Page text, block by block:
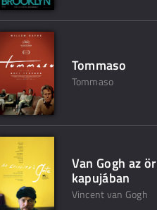
Tommaso
Tommaso
Van Gogh az
kapujában
Vincent van Gogh